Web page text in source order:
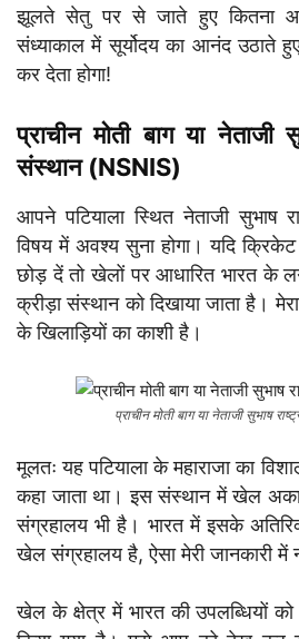
झूलते सेतु पर से जाते हुए कितना
संध्याकाल में सूर्योदय का आनंद उठाते
कर देता होगा!
प्राचीन मोती बाग या नेताजी
संस्थान (NSNIS)
आपने पटियाला स्थित नेताजी सुभाष
विषय में अवश्य सुना होगा। यदि
छोड़ दें तो खेलों पर आधारित भारत के
क्रीड़ा संस्थान को दिखाया जाता है।
के खिलाड़ियों का काशी है।
प्राचीन मोती बाग या नेताजी सुभाष
मूलतः यह पटियाला के महाराजा का
कहा जाता था। इस संस्थान में खेल
संग्रहालय भी है। भारत में इसके
खेल संग्रहालय है, ऐसा मेरी जानकारी में
खेल के क्षेत्र में भारत की उपलब्धियों